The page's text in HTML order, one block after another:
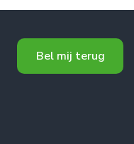
Bel mij terug